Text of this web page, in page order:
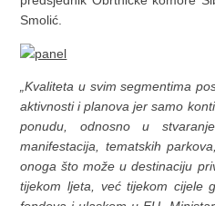
Smolić.
„Kvaliteta u svim segmentima
aktivnosti i planova jer samo
ponudu, odnosno u
manifestacija, tematskih
onoga što može u destinaciju
tijekom ljeta, već tijekom cijele